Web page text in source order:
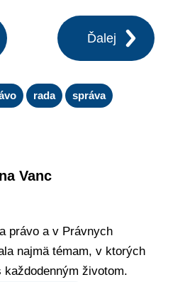
Ďalej
rada správa
Vanc
právo a v Právnych
najmä témam, v ktorých
životom.